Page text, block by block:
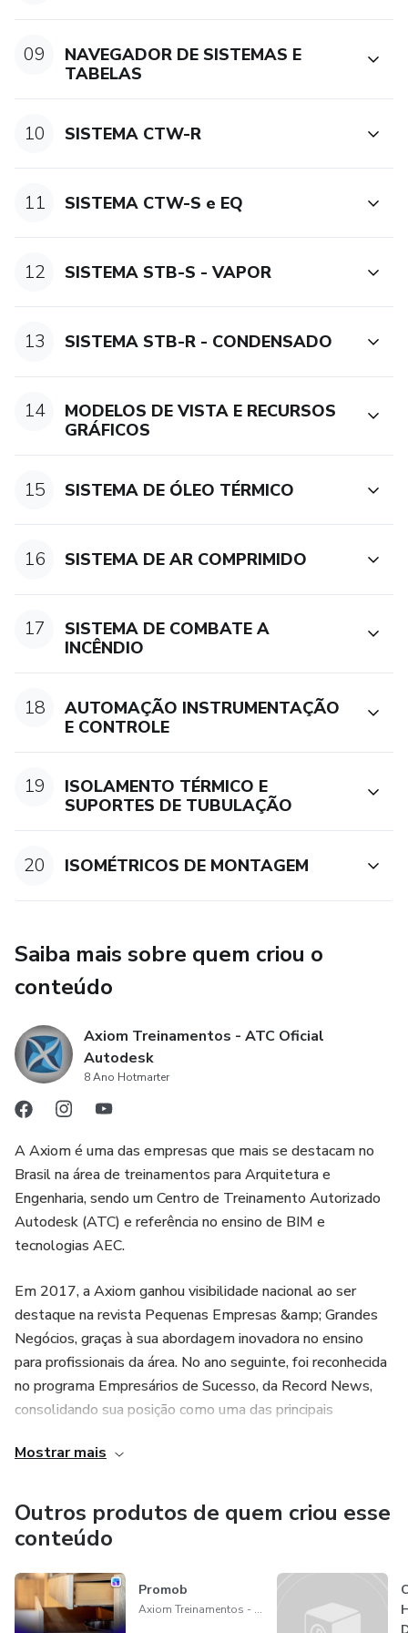
09
NAVEGADOR DE SISTEMAS E
TABELAS
10 SISTEMA CTW-R
11 SISTEMA CTW-S e EQ
12 SISTEMA STB-S - VAPOR
13 SISTEMA STB-R - CONDENSADO
14
MODELOS DE VISTA E RECURSOS
GRÁFICOS
15 SISTEMA DE ÓLEO TÉRMICO
16 SISTEMA DE AR COMPRIMIDO
17
SISTEMA DE COMBATE A
INCÊNDIO
18
AUTOMAÇÃO INSTRUMENTAÇÃO
E CONTROLE
19
ISOLAMENTO TÉRMICO E
SUPORTES DE TUBULAÇÃO
20 ISOMÉTRICOS DE MONTAGEM
Saiba mais sobre quem criou o
conteúdo
Axiom Treinamentos - ATC Oficial
Autodesk
8 Ano Hotmarter
A Axiom é uma das empresas que mais se destacam no
Brasil na área de treinamentos para Arquitetura e
Engenharia, sendo um Centro de Treinamento Autorizado
Autodesk (ATC) e referência no ensino de BIM e
tecnologias AEC.
Em 2017, a Axiom ganhou visibilidade nacional ao ser
destaque na revista Pequenas Empresas &amp; Grandes
Negócios, graças à sua abordagem inovadora no ensino
para profissionais da área. No ano seguinte, foi reconhecida
no programa Empresários de Sucesso, da Record News,
consolidando sua posição como uma das principais
internacionalmente com importantes prêmios da
Autodesk:
🏆 Autodesk Evolve, concedido pela gestora educacional
da Autodesk na América Latina, em reconhecimento ao
trabalho pioneiro na difusão do BIM e das novas
Mostrar mais
Outros produtos de quem criou esse
conteúdo
Promob
Axiom Treinamentos - ATC Oficial Autodesk